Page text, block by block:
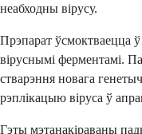
неабходны вірусу.
Прэпарат ўсмоктваецца
віруснымі ферментамі.
стварэння новага
рэплікацыю віруса ў
Гэты мэтанакіраваны